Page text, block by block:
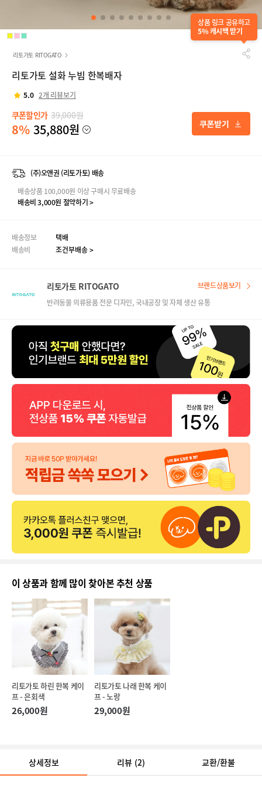
상품 링크 공유하고
5% 캐시백 받기
리토가토 RITOGATO
리토가토 설화 누빔 한복배자
5.0 2개 리뷰보기
쿠폰할인가 39,000원
8% 35,880원
(주)오앤권 (리토가토) 배송
배송상품 100,000원 이상 구매시 무료배송
배송비 3,000원 절약하기 >
배송정보
택배
배송비
조건부배송 >
리토가토 RITOGATO
반려동물 의류용품 전문 디자인, 국내공장 및 자체 생산 유통
브랜드상품보기
이 상품과 함께 많이 찾아본 추천 상품
리토가토 하린 한복 케이
프 - 은회색
26,000원
리토가토 나래 한복 케이
프 - 노랑
29,000원
상세정보 리뷰 (2) 교환/환불